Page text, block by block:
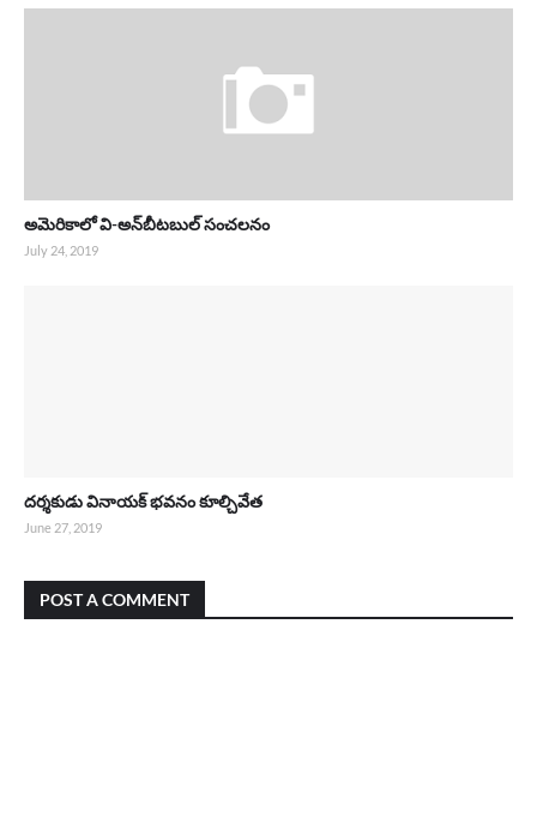
అమెరికాలో వి-అన్‌బీటబుల్ సంచలనం
July 24, 2019
దర్శకుడు వినాయక్ భవనం కూల్చివేత
June 27, 2019
POST A COMMENT